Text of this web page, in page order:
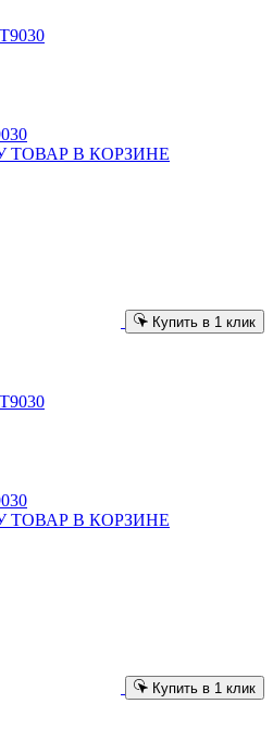
ТОВАР В КОРЗИНЕ
Купить в 1 клик
ТОВАР В КОРЗИНЕ
Купить в 1 клик